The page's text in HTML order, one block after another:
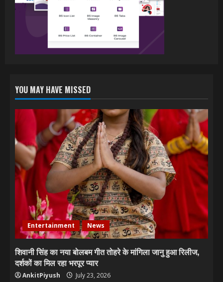
जिंदगी जियल छोड़ देहब, दर्शकों का मिल रहा भरपूर
प्यार
July 6, 2026
YOU MAY HAVE MISSED
Entertainment News
शिवानी सिंह का नया बोलबम गीत तोहरे के मांगिला जानु हुआ रिलीज,
दर्शकों का मिल रहा भरपूर प्यार
AnkitPiyush July 23, 2026